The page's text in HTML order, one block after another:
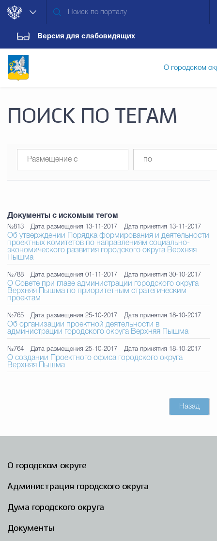
Версия для слабовидящих
О городском
Администрация городского
Муниципальная
Счётная палата Городского
ПОИСК ПО ТЕГАМ
Документы с искомым тегом
№813 Дата размещения 13-11-2017 Дата принятия 13-11-2017
Об утверждении Порядка формирования и деятельности
проектных комитетов по направлениям социально-
экономического развития городского округа Верхняя
Пышма
№788 Дата размещения 01-11-2017 Дата принятия 30-10-2017
О Совете при главе администрации городского округа
Верхняя Пышма по приоритетным стратегическим
проектам
№765 Дата размещения 25-10-2017 Дата принятия 18-10-2017
Об организации проектной деятельности в
администрации городского округа Верхняя Пышма
№764 Дата размещения 25-10-2017 Дата принятия 18-10-2017
О создании Проектного офиса городского округа
Верхняя Пышма
Назад
О городском округе
Администрация городского округа
Дума городского округа
Документы